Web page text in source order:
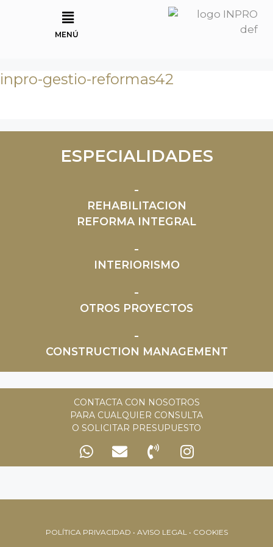
MENÚ
inpro-gestio-reformas42
ESPECIALIDADES
REHABILITACION
REFORMA INTEGRAL
INTERIORISMO
OTROS PROYECTOS
CONSTRUCTION MANAGEMENT
CONTACTA CON NOSOTROS
PARA CUALQUIER CONSULTA
O SOLICITAR PRESUPUESTO
POLÍTICA PRIVACIDAD • AVISO LEGAL • COOKIES